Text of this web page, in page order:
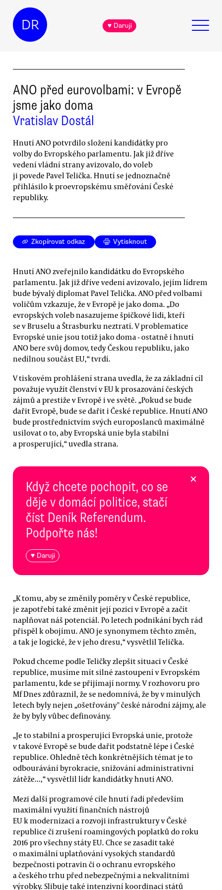
DR ♥ Daruji
ANO před eurovolbami: v Evropě
jsme jako doma
Vratislav Dostál
Hnutí ANO potvrdilo složení kandidátky pro
volby do Evropského parlamentu. Jak již dříve
vedení vládní strany avizovalo, do voleb
ji povede Pavel Telička. Hnutí se jednoznačně
přihlásilo k proevropskému směřování České
republiky.
Zkopírovat odkaz Vytisknout
Hnutí ANO zveřejnilo kandidátku do Evropského
parlamentu. Jak již dříve vedení avizovalo, jejím lídrem
bude bývalý diplomat Pavel Telička. ANO před volbami
voličům vzkazuje, že v Evropě je jako doma. „Do
evropských voleb nasazujeme špičkové lidi, kteří
se v Bruselu a Štrasburku neztratí. V problematice
Evropské unie jsou totiž jako doma - ostatně i hnutí
ANO bere svůj domov, tedy Českou republiku, jako
nedílnou součást EU,“ tvrdí.
V tiskovém prohlášení strana uvedla, že za základní cíl
považuje využít členství v EU k prosazování českých
zájmů a prestiže v Evropě i ve světě. „Pokud se bude
dařit Evropě, bude se dařit i České republice. Hnutí ANO
bude prostřednictvím svých europoslanců maximálně
usilovat o to, aby Evropská unie byla stabilní
a prosperující,“ uvedla strana.
Když chcete pochopit, co se
děje v domácí politice, stačí
číst Deník Referendum.
Podpořte nás!
♥ Daruji
×
„K tomu, aby se změnily poměry v České republice,
je zapotřebí také změnit její pozici v Evropě a začít
naplňovat náš potenciál. Po letech podnikání bych rád
přispěl k obojímu. ANO je synonymem těchto změn,
a tak je logické, že v jeho dresu,“ vysvětlil Telička.
Pokud chceme podle Teličky zlepšit situaci v České
republice, musíme mít silné zastoupení v Evropském
parlamentu, kde se přijímají normy. V rozhovoru pro
Mf Dnes zdůraznil, že se nedomnívá, že by v minulých
letech byly nejen „ošetřovány" české národní zájmy, ale
že by byly vůbec definovány.
„Je to stabilní a prosperující Evropská unie, protože
v takové Evropě se bude dařit podstatně lépe i České
republice. Ohledně těch konkrétnějších témat je to
odbourávání byrokracie, snižování administrativní
zátěže...,“ vysvětlil lídr kandidátky hnutí ANO.
Mezi další programové cíle hnutí řadí především
maximální využití finančních nástrojů
EU k modernizaci a rozvoji infrastruktury v České
republice či zrušení roamingových poplatků do roku
2016 pro všechny státy EU. Chce se zasadit také
o maximální uplatňování vysokých standardů
bezpečnosti potravin či o ochranu evropského
a českého trhu před nebezpečnými a nekvalitními
výrobky. Slibuje také intenzivní koordinaci států